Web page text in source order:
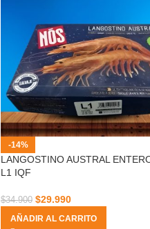
-14%
LANGOSTINO AUSTRAL
L1 IQF
$34.900 $29.990
AÑADIR AL CARRITO